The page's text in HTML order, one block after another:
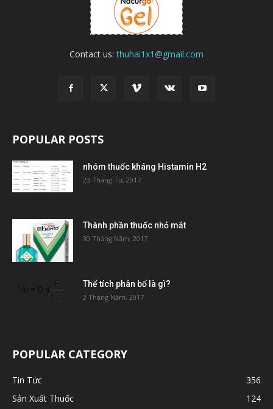
Contact us:thuhai1x1@gmail.com
POPULAR POSTS
nhóm thuốc kháng Histamin H2
23 Tháng Tư, 2017
Thành phần thuốc nhỏ mắt
30 Tháng Năm, 2017
Thể tích phân bố là gì?
2 Tháng Năm, 2017
POPULAR CATEGORY
Tin Tức
356
Sản Xuất Thuốc
124